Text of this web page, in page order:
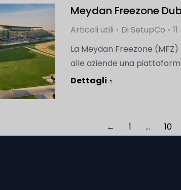
Meydan Freezone
Articoli utili Di SetupCo
La Meydan Freezone
alle aziende una
Dettagli
← 1 … 10